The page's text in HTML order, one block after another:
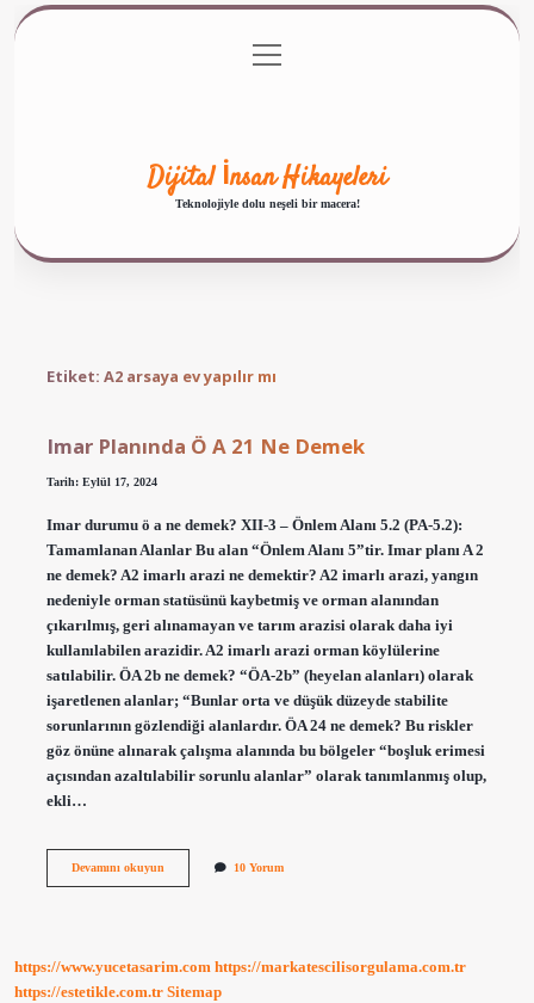
Gizlilik Politikası
menüyü
aç
Dijital İnsan Hikayeleri
Teknolojiyle dolu neşeli bir macera!
Etiket: A2 arsaya ev yapılır mı
Imar Planında Ö A 21 Ne Demek
Tarih: Eylül 17, 2024
Imar durumu ö a ne demek? XII-3 – Önlem Alanı 5.2 (PA-5.2):
Tamamlanan Alanlar Bu alan “Önlem Alanı 5”tir. Imar planı A 2
ne demek? A2 imarlı arazi ne demektir? A2 imarlı arazi, yangın
nedeniyle orman statüsünü kaybetmiş ve orman alanından
çıkarılmış, geri alınamayan ve tarım arazisi olarak daha iyi
kullanılabilen arazidir. A2 imarlı arazi orman köylülerine
satılabilir. ÖA 2b ne demek? “ÖA-2b” (heyelan alanları) olarak
işaretlenen alanlar; “Bunlar orta ve düşük düzeyde stabilite
sorunlarının gözlendiği alanlardır. ÖA 24 ne demek? Bu riskler
göz önüne alınarak çalışma alanında bu bölgeler “boşluk erimesi
açısından azaltılabilir sorunlu alanlar” olarak tanımlanmış olup,
ekli…
Devamını okuyunImar
Demek
10 Yorum
https://www.yucetasarim.com https://markatescilisorgulama.com.tr
https://estetikle.com.tr Sitemap